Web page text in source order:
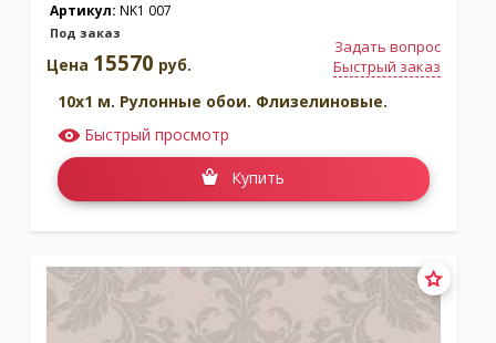
Артикул: NK1 007
Под заказ
Задать вопрос
Быстрый заказ
Цена 15570 руб.
10x1 м. Рулонные обои. Флизелиновые.
Быстрый просмотр
Купить